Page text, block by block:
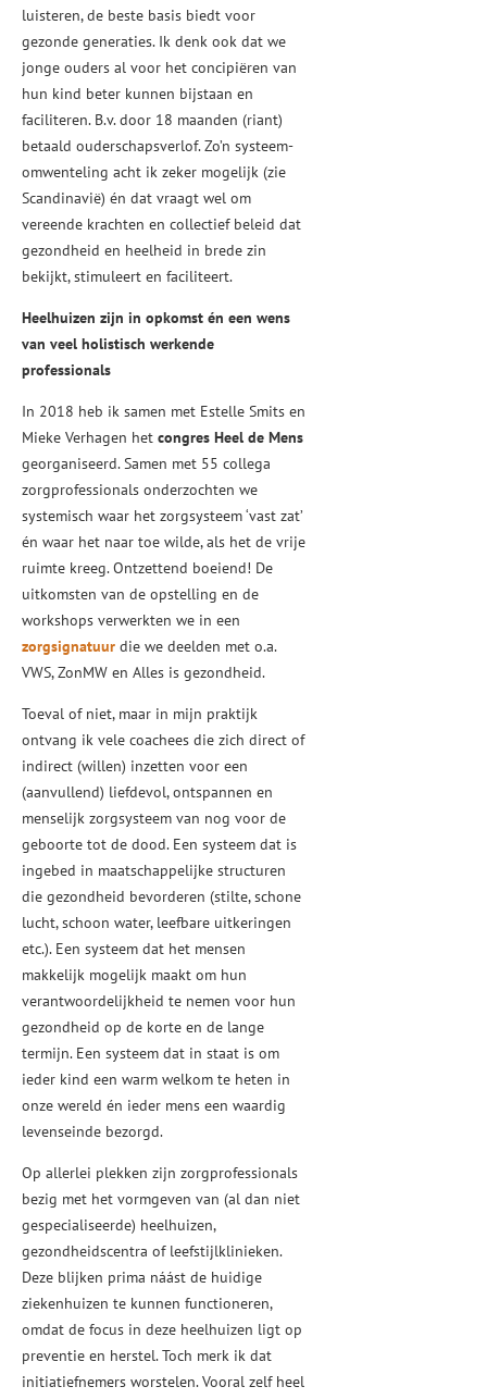
luisteren, de beste basis biedt voor
gezonde generaties. Ik denk ook dat we
jonge ouders al voor het concipiëren van
hun kind beter kunnen bijstaan en
faciliteren. B.v. door 18 maanden (riant)
betaald ouderschapsverlof. Zo’n systeem-
omwenteling acht ik zeker mogelijk (zie
Scandinavië) én dat vraagt wel om
vereende krachten en collectief beleid dat
gezondheid en heelheid in brede zin
bekijkt, stimuleert en faciliteert.
Heelhuizen zijn in opkomst én een wens
van veel holistisch werkende
professionals
In 2018 heb ik samen met Estelle Smits en
Mieke Verhagen het congres Heel de Mens
georganiseerd. Samen met 55 collega
zorgprofessionals onderzochten we
systemisch waar het zorgsysteem ‘vast zat’
én waar het naar toe wilde, als het de vrije
ruimte kreeg. Ontzettend boeiend! De
uitkomsten van de opstelling en de
workshops verwerkten we in een
zorgsignatuur die we deelden met o.a.
VWS, ZonMW en Alles is gezondheid.
Toeval of niet, maar in mijn praktijk
ontvang ik vele coachees die zich direct of
indirect (willen) inzetten voor een
(aanvullend) liefdevol, ontspannen en
menselijk zorgsysteem van nog voor de
geboorte tot de dood. Een systeem dat is
ingebed in maatschappelijke structuren
die gezondheid bevorderen (stilte, schone
lucht, schoon water, leefbare uitkeringen
etc.). Een systeem dat het mensen
makkelijk mogelijk maakt om hun
verantwoordelijkheid te nemen voor hun
gezondheid op de korte en de lange
termijn. Een systeem dat in staat is om
ieder kind een warm welkom te heten in
onze wereld én ieder mens een waardig
levenseinde bezorgd.
Op allerlei plekken zijn zorgprofessionals
bezig met het vormgeven van (al dan niet
gespecialiseerde) heelhuizen,
gezondheidscentra of leefstijlklinieken.
Deze blijken prima náást de huidige
ziekenhuizen te kunnen functioneren,
omdat de focus in deze heelhuizen ligt op
preventie en herstel. Toch merk ik dat
initiatiefnemers worstelen. Vooral zelf heel